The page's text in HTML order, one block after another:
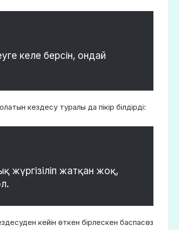
келе берсін, ондай
кездесу туралы да пікір білдірді:
жүргізіліп жатқан жоқ,
кейін өткен бірлескен баспасөз